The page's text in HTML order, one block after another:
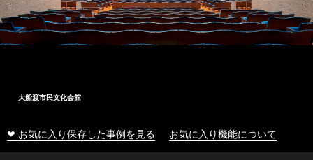
大船渡市民文化会館
❤ お気に入り保存した事例を見る お気に入り機能について